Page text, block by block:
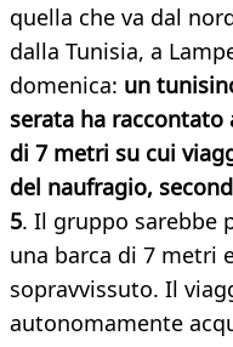
quella che va dal
dalla Tunisia, a
domenica: un
serata ha
di 7 metri su cui
del naufragio,
5. Il gruppo sarebbe
una barca di 7 metri
sopravvissuto. Il
autonomamente